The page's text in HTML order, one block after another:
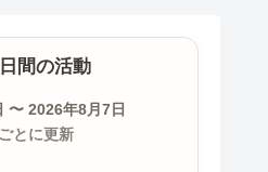
間の活動
〜 2026年8月7日
とに更新